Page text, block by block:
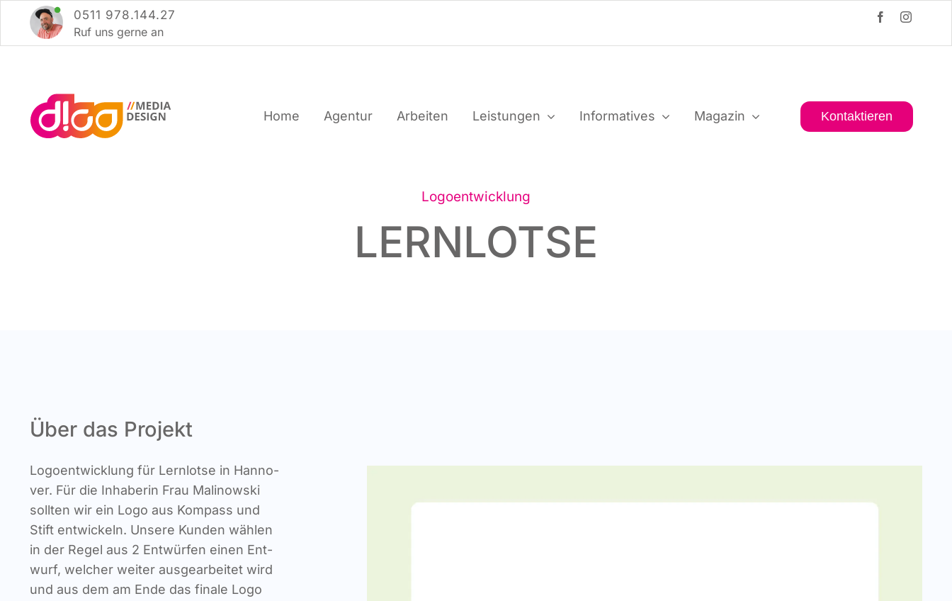
Inhalt
springen
0511 978.144.27
Ruf uns ger­ne an
Home Agen­tur Arbei­ten Leis­tun­gen Infor­ma­ti­ves Maga­zin Kon­tak­tie­ren
Logo­ent­wick­lung
LERNLOTSE
Über das Projekt
Logo­ent­wick­lung für Lern­lot­se in Han­no­
ver. Für die Inha­be­rin Frau Mali­now­ski
soll­ten wir ein Logo aus Kom­pass und
Stift ent­wi­ckeln. Unse­re Kun­den wäh­len
in der Regel aus 2 Ent­wür­fen einen Ent­
wurf, wel­cher wei­ter aus­ge­ar­bei­tet wird
und aus dem am Ende das fina­le Logo